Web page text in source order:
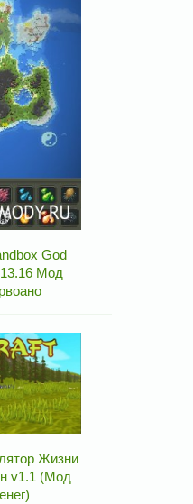
God
Мод
Жизни
v1.1 (Мод